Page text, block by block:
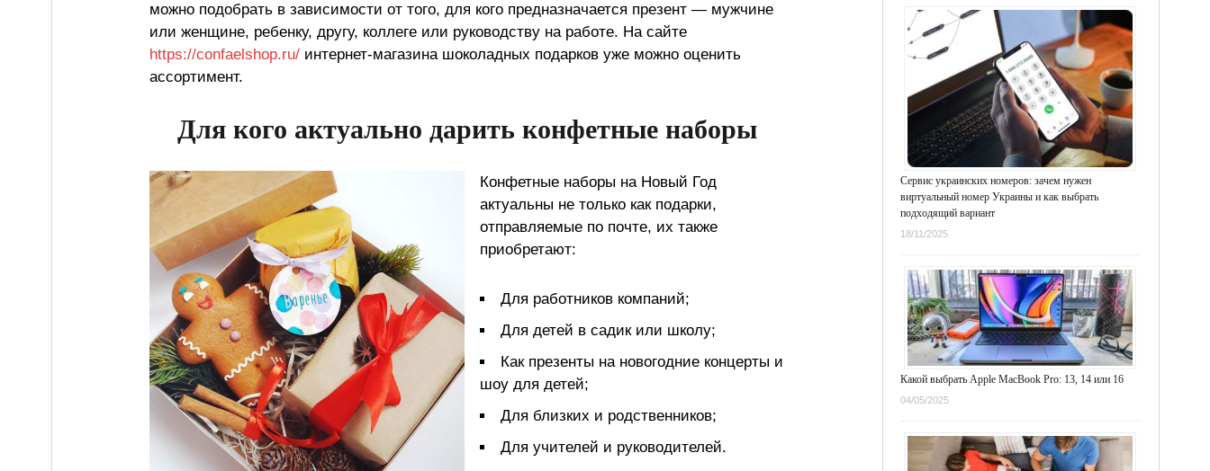
можно подобрать в зависимости от того, для кого предназначается презент — мужчине
или женщине, ребенку, другу, коллеге или руководству на работе. На сайте
https://confaelshop.ru/интернет-магазина шоколадных подарков уже можно оценить
ассортимент.
Для кого актуально дарить конфетные наборы
Конфетные наборы на Новый Год
актуальны не только как подарки,
отправляемые по почте, их также
приобретают:
Для работников компаний;
Для детей в садик или школу;
Как презенты на новогодние концерты и
шоу для детей;
Для близких и родственников;
Для учителей и руководителей.
Сервис украинских номеров: зачем нужен
виртуальный номер Украины и как выбрать
подходящий вариант
18/11/2025
Какой выбрать Apple MacBook Pro: 13, 14 или 16
04/05/2025